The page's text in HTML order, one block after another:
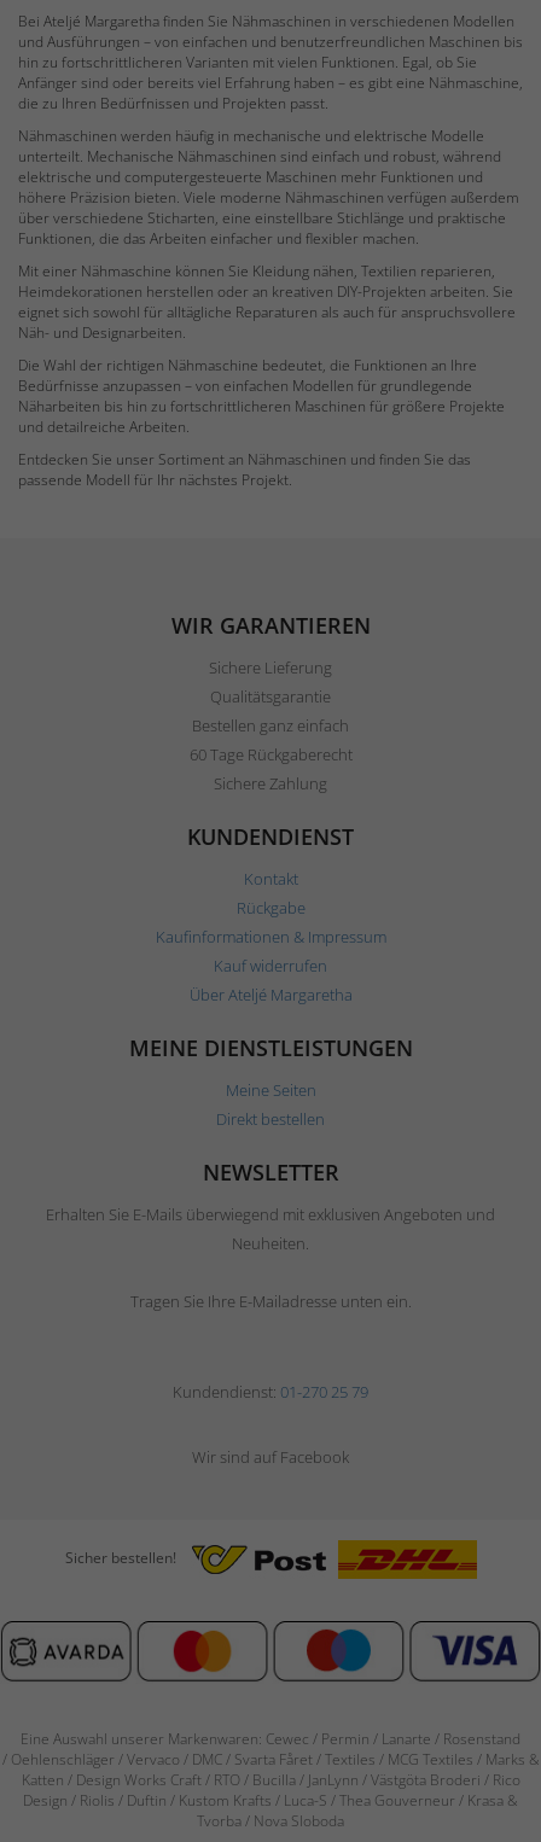
Bei Ateljé Margaretha finden Sie Nähmaschinen in verschiedenen Modellen
und Ausführungen – von einfachen und benutzerfreundlichen Maschinen bis
hin zu fortschrittlicheren Varianten mit vielen Funktionen. Egal, ob Sie
Anfänger sind oder bereits viel Erfahrung haben – es gibt eine Nähmaschine,
die zu Ihren Bedürfnissen und Projekten passt.
Nähmaschinen werden häufig in mechanische und elektrische Modelle
unterteilt. Mechanische Nähmaschinen sind einfach und robust, während
elektrische und computergesteuerte Maschinen mehr Funktionen und
höhere Präzision bieten. Viele moderne Nähmaschinen verfügen außerdem
über verschiedene Sticharten, eine einstellbare Stichlänge und praktische
Funktionen, die das Arbeiten einfacher und flexibler machen.
Mit einer Nähmaschine können Sie Kleidung nähen, Textilien reparieren,
Heimdekorationen herstellen oder an kreativen DIY-Projekten arbeiten. Sie
eignet sich sowohl für alltägliche Reparaturen als auch für anspruchsvollere
Näh- und Designarbeiten.
Die Wahl der richtigen Nähmaschine bedeutet, die Funktionen an Ihre
Bedürfnisse anzupassen – von einfachen Modellen für grundlegende
Näharbeiten bis hin zu fortschrittlicheren Maschinen für größere Projekte
und detailreiche Arbeiten.
Entdecken Sie unser Sortiment an Nähmaschinen und finden Sie das
passende Modell für Ihr nächstes Projekt.
WIR GARANTIEREN
Sichere Lieferung
Qualitätsgarantie
Bestellen ganz einfach
60 Tage Rückgaberecht
Sichere Zahlung
KUNDENDIENST
Kontakt
Rückgabe
Kaufinformationen & Impressum
Kauf widerrufen
Über Ateljé Margaretha
MEINE DIENSTLEISTUNGEN
Meine Seiten
Direkt bestellen
NEWSLETTER
Erhalten Sie E-Mails überwiegend mit exklusiven Angeboten und
Neuheiten.
Tragen Sie Ihre E-Mailadresse unten ein.
Kundendienst: 01-270 25 79
Wir sind auf Facebook
Sicher bestellen!
Eine Auswahl unserer Markenwaren: Cewec / Permin / Lanarte / Rosenstand
/ Oehlenschläger / Vervaco / DMC / Svarta Fåret / Textiles / MCG Textiles / Marks &
Katten / Design Works Craft / RTO / Bucilla / JanLynn / Västgöta Broderi / Rico
Design / Riolis / Duftin / Kustom Krafts / Luca-S / Thea Gouverneur / Krasa &
Tvorba / Nova Sloboda